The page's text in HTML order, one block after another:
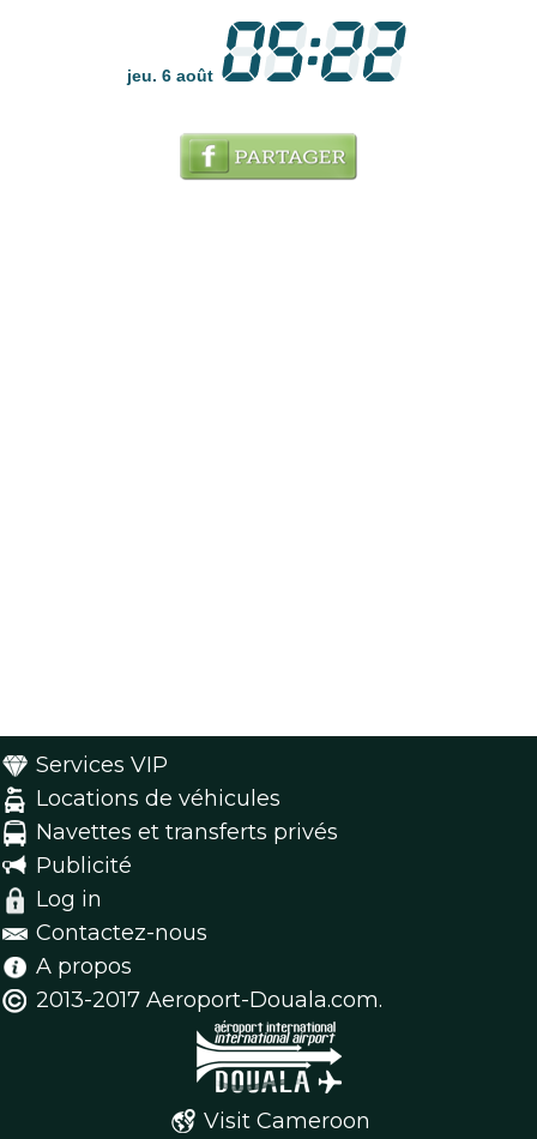
jeu. 6 août
Services VIP
Locations de véhicules
Navettes et transferts privés
Publicité
Log in
Contactez-nous
A propos
2013-2017 Aeroport-Douala.com.
Visit Cameroon